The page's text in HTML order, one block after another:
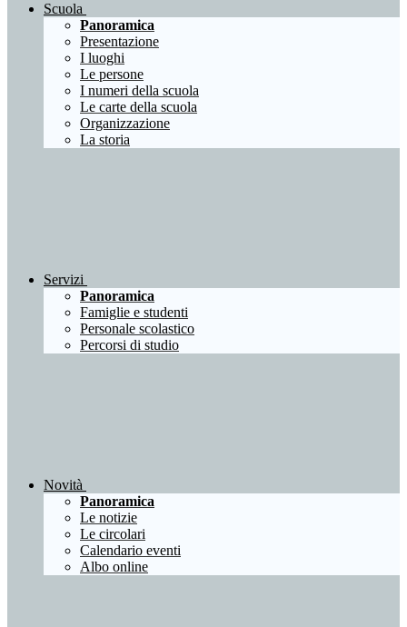
Scuola
Panoramica
Presentazione
I luoghi
Le persone
I numeri della scuola
Le carte della scuola
Organizzazione
La storia
Servizi
Panoramica
Famiglie e studenti
Personale scolastico
Percorsi di studio
Novità
Panoramica
Le notizie
Le circolari
Calendario eventi
Albo online